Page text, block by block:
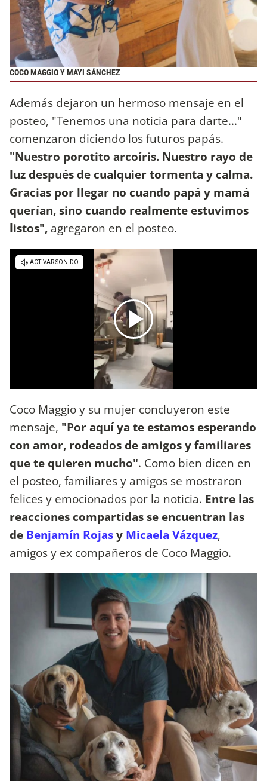
COCO MAGGIO Y MAYI SÁNCHEZ
Además dejaron un hermoso mensaje en el
posteo, "Tenemos una noticia para darte..."
comenzaron diciendo los futuros papás.
"Nuestro porotito arcoíris. Nuestro rayo de
luz después de cualquier tormenta y calma.
Gracias por llegar no cuando papá y mamá
querían, sino cuando realmente estuvimos
listos", agregaron en el posteo.
Coco Maggio y su mujer concluyeron este
mensaje, "Por aquí ya te estamos esperando
con amor, rodeados de amigos y familiares
que te quieren mucho". Como bien dicen en
el posteo, familiares y amigos se mostraron
felices y emocionados por la noticia. Entre las
reacciones compartidas se encuentran las
de Benjamín Rojasy Micaela Vázquez,
amigos y ex compañeros de Coco Maggio.